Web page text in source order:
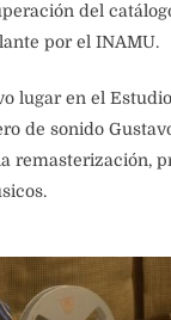
del
por el INAMU.
lugar en el
de sonido
remasterización,